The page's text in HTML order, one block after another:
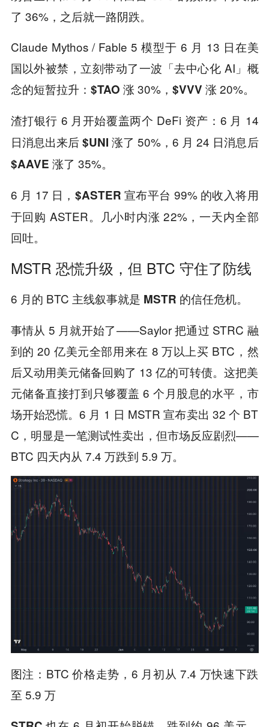
了 36%，之后就一路阴跌。
Claude Mythos / Fable 5 模型于 6 月 13 日在美
国以外被禁，立刻带动了一波「去中心化 AI」概
念的短暂拉升： $TAO 涨 30%， $VVV 涨 20%。
渣打银行 6 月开始覆盖两个 DeFi 资产：6 月 14
日消息出来后$UNI 涨了 50%，6 月 24 日消息后
$AAVE 涨了 35%。
6 月 17 日， $ASTER 宣布平台 99% 的收入将用
于回购 ASTER。几小时内涨 22%，一天内全部
回吐。
MSTR 恐慌升级，但 BTC 守住了防线
6 月的 BTC 主线叙事就是 MSTR 的信任危机。
事情从 5 月就开始了——Saylor 把通过 STRC 融
到的 20 亿美元全部用来在 8 万以上买 BTC，然
后又动用美元储备回购了 13 亿的可转债。这把美
元储备直接打到只够覆盖 6 个月股息的水平，市
场开始恐慌。6 月 1 日 MSTR 宣布卖出 32 个 BT
C，明显是一笔测试性卖出，但市场反应剧烈——
BTC 四天内从 7.4 万跌到 5.9 万。
图注：BTC 价格走势，6 月初从 7.4 万快速下跌
至 5.9 万